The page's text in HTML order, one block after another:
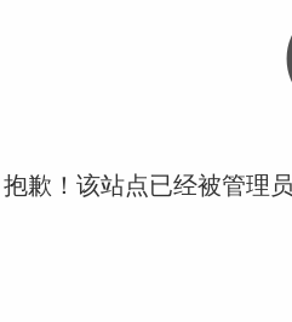
抱歉！该站点已经被管理